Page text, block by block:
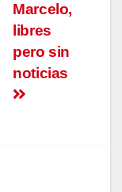
Marcelo,
libres
pero sin
noticias